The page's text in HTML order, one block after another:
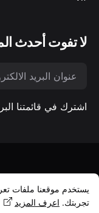
لا تفوت أحدث
اشترك في قائمتنا
© جميع الحقوق
يستخدم موقعنا ملفات
تجربتك. اعرف المزيد